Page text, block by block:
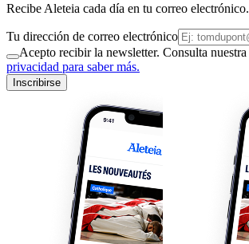
Recibe Aleteia cada día en tu correo electrónico.
Tu dirección de correo electrónico
Acepto recibir la newsletter. Consulta nuestra
privacidad para saber más.
Inscribirse